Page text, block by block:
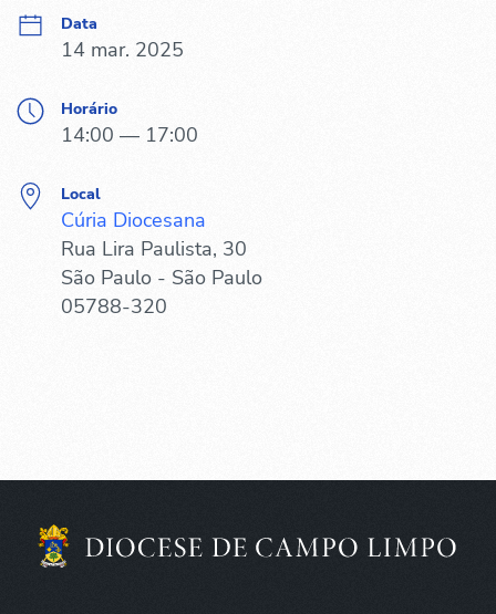
Data
14 mar. 2025
Horário
14:00 — 17:00
Local
Cúria Diocesana
Rua Lira Paulista, 30
São Paulo - São Paulo
05788-320